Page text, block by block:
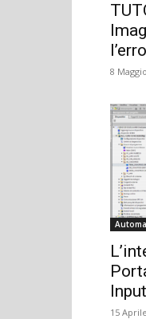
8
15